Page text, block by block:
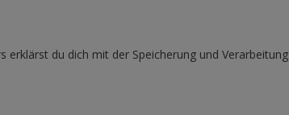
erklärst du dich mit der Speicherung und